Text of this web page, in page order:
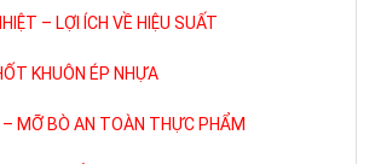
– LỢI ÍCH VỀ HIỆU SUẤT
KHUÔN ÉP NHỰA
MỠ BÒ AN TOÀN THỰC PHẨM